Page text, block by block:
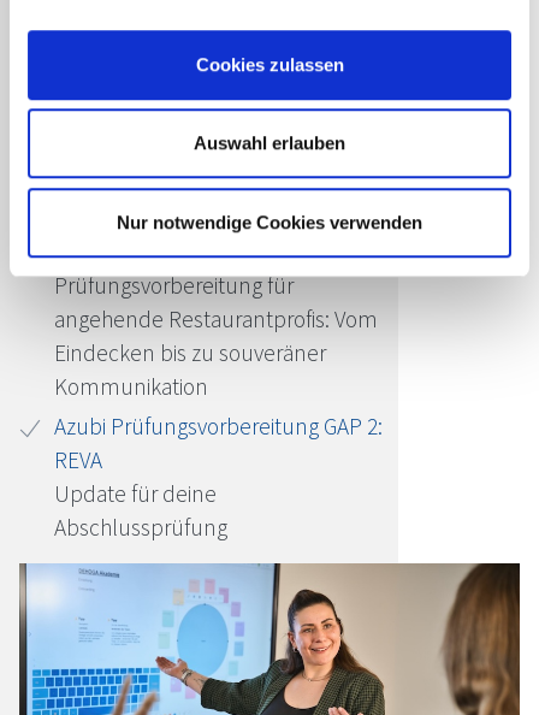
Cookies zulassen
Auswahl erlauben
Nur notwendige Cookies verwenden
Passende Seminare für Sie
digitale Ausbildungsbegleitung:
Fachmann/-frau für Restaurants
und Veranstaltungsgastronomie
TEIL 1 (1|2)
Azubi Praxistraining GAP 2: fachlich
perfekter Service im Restaurant
Prüfungsvorbereitung für
angehende Restaurantprofis: Vom
Eindecken bis zu souveräner
Kommunikation
Azubi Prüfungsvorbereitung GAP 2:
REVA
Update für deine
Abschlussprüfung